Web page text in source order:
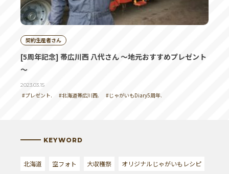
黒豆の枝豆、美味しそう〜
投稿者 |
枝豆で食べてみた～い
契約生産者さん
[5周年記念] 帯広川西 八代さん ～地元おすすめプレゼント
～
2023.03.15
#プレゼント. #北海道帯広川西. #じゃがいもDiary5周年.
KEYWORD
北海道 空フォト 大収穫祭 オリジナルじゃがいもレシピ